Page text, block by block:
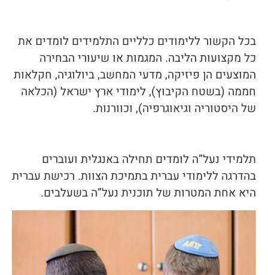
בכל הקשור ללימודים כלליים התלמידים לומדים את
כל מקצועות הליבה. המגמות או שיעורי הבחירה
המוצעים הן פיזיקה, מדעי המחשב, ביולוגיה, חקלאות
חממה (בשטח הקיבוץ), לימודי ארץ ישראל (הכלאה
של היסטוריה וגיאוגרפיה), וכוורנות.
תלמידי נעל”ה לומדים תחילה באנגלית ועוברים
בהדרגה ללימודי עברית בתמיכת הצוות. רכישת עברית
היא אחת המטרות של תוכנית נעל”ה בשעלבים.